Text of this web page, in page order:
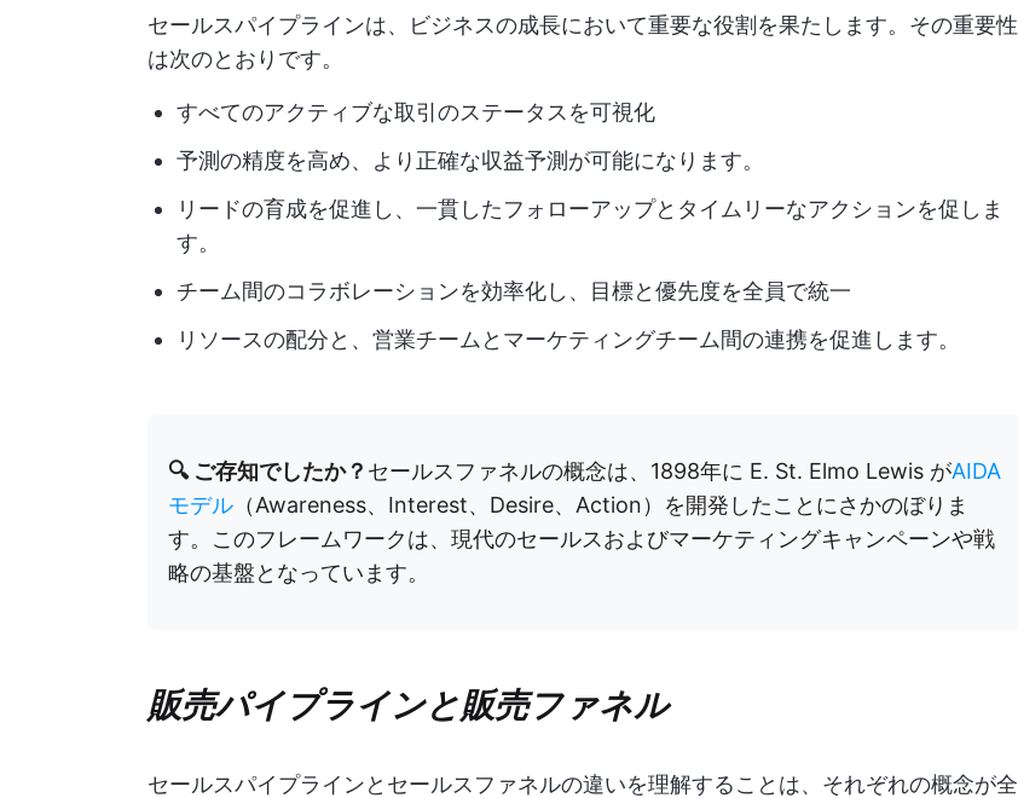
セールスパイプラインは、ビジネスの成長において重要な役割を果たします。その重要性
は次のとおりです。
すべてのアクティブな取引のステータスを可視化
予測の精度を高め、より正確な収益予測が可能になります。
リードの育成を促進し、一貫したフォローアップとタイムリーなアクションを促しま
す。
チーム間のコラボレーションを効率化し、目標と優先度を全員で統一
リソースの配分と、営業チームとマーケティングチーム間の連携を促進します。
🔍 ご存知でしたか？ セールスファネルの概念は、1898年に E. St. Elmo Lewis がAIDA
モデル （Awareness、Interest、Desire、Action）を開発したことにさかのぼりま
す。このフレームワークは、現代のセールスおよびマーケティングキャンペーンや戦
略の基盤となっています。
販売パイプラインと販売ファネル
セールスパイプラインとセールスファネルの違いを理解することは、それぞれの概念が全